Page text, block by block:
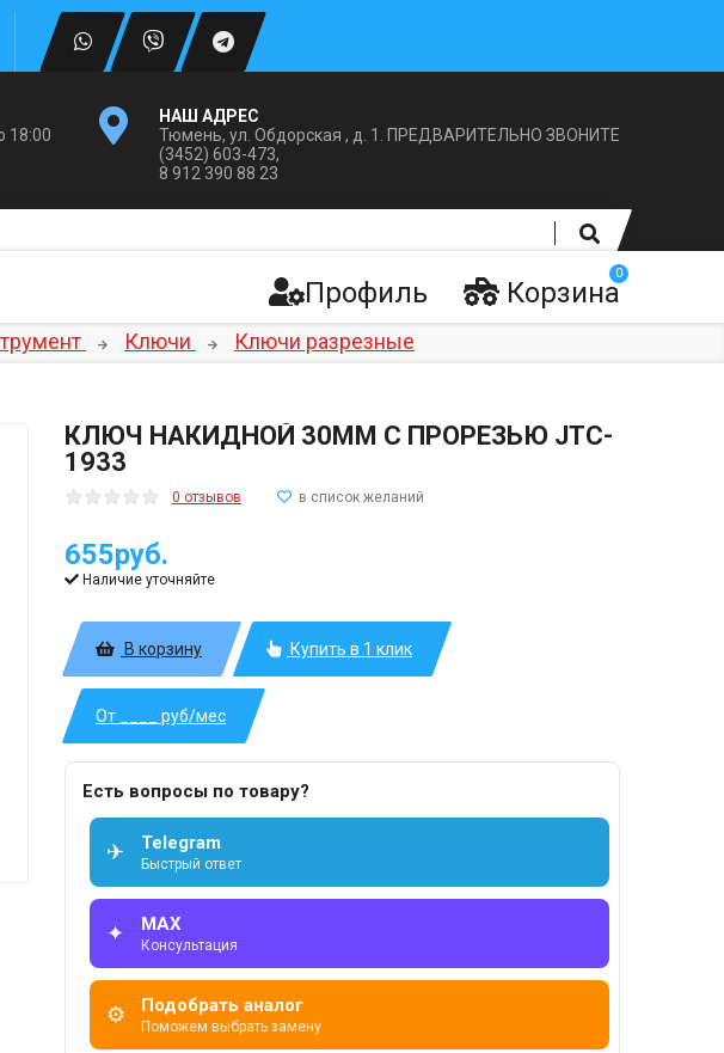
18:00
НАШ АДРЕС
Тюмень, ул. Обдорская , д. 1. ПРЕДВАРИТЕЛЬНО ЗВОНИТЕ
(3452) 603-473,
8 912 390 88 23
Корзина
0
Профиль
Ключи Ключи разрезные
КЛЮЧ НАКИДНОЙ 30ММ С ПРОРЕЗЬЮ JTC-
1933
0 отзывов
655руб.
Наличие уточняйте
В корзину Купить в 1 клик
От ____ руб/мес
Есть вопросы по товару?
✈ Telegram
Быстрый ответ
✦ MAX
Консультация
⚙ Подобрать аналог
Поможем выбрать замену